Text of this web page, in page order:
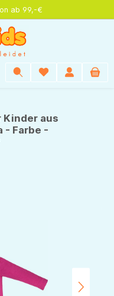
ab 99,-€
Kinder aus
- Farbe -